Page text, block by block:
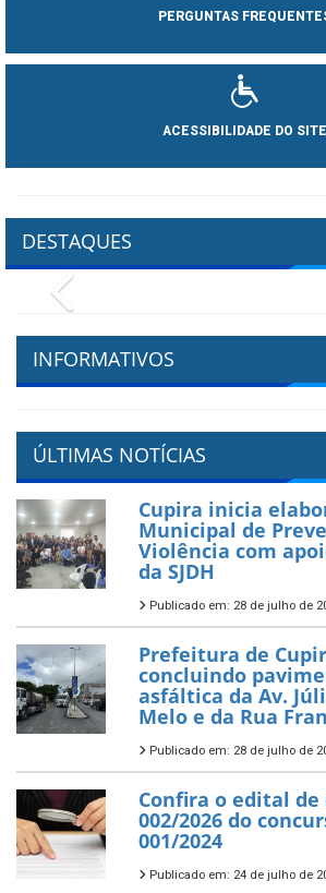
PERGUNTAS
ACESSIBILIDADE DO SITE
DESTAQUES
INFORMATIVOS
ÚLTIMAS NOTÍCIAS
Cupira inicia
Municipal de
Violência com
da SJDH
Publicado em: 28 de julho de
Prefeitura de
concluindo
asfáltica da Av.
Melo e da Rua
Publicado em: 28 de julho de
Confira o edital de
002/2026 do
001/2024
Publicado em: 24 de julho de